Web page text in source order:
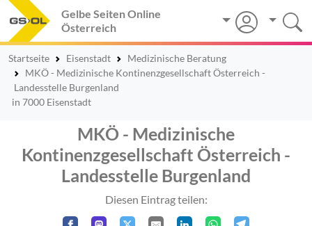
Gelbe Seiten Online
Österreich
Startseite Eisenstadt
Medizinische Beratung
MKÖ - Medizinische Kontinenzgesellschaft Österreich -
Landesstelle Burgenland
in 7000 Eisenstadt
MKÖ - Medizinische
Kontinenzgesellschaft Österreich -
Landesstelle Burgenland
Diesen Eintrag teilen: